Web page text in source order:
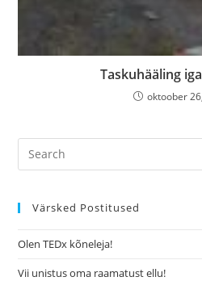
Taskuhääling
oktoober
Värsked Postitused
Olen TEDx kõneleja!
Vii unistus oma raamatust ellu!